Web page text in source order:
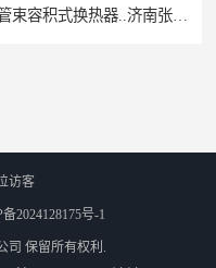
访客
2024128175号-1
司 保留所有权利.